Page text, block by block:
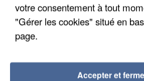
votre consentement à tout
"Gérer les cookies" situé en
page.
Accepter et